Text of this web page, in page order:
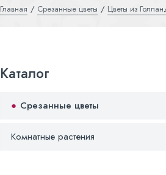
Главная Срезанные цветы Цветы из
Каталог
Срезанные цветы
Комнатные растения